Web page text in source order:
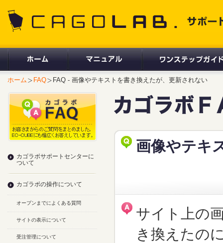
ホーム FAQ FAQ - 画像やテキストを書き換えたが、更新されない
画像やテキ
サイト上の
き換えたの
カゴラボサポートセンターに
ついて
カゴラボの操作について
オープンまでによくある質問
サイトの表示について
受注管理について